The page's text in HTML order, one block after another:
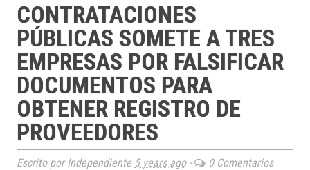
CONTRATACIONES
PÚBLICAS SOMETE A TRES
EMPRESAS POR FALSIFICAR
DOCUMENTOS PARA
OBTENER REGISTRO DE
PROVEEDORES
Escrito por Independiente 5 years ago- 0 Comentarios